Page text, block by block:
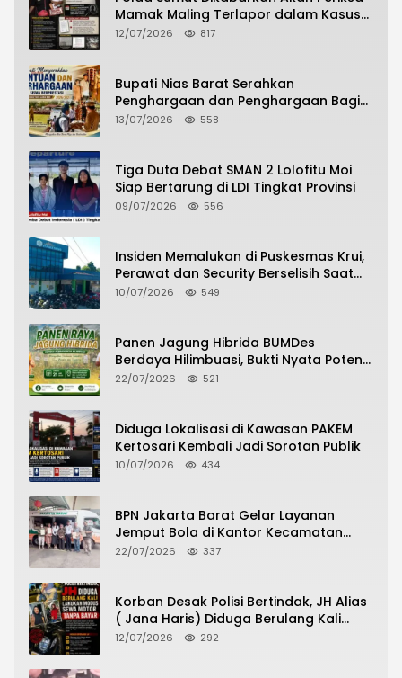
Mamak Maling Terlapor dalam Kasus
Dugaan Penipuan Bermodus Surat
12/07/2026 817
Bupati Nias Barat Serahkan
Penghargaan dan Penghargaan Bagi
Siswa Berprestasi Pada Pembukaan TA
13/07/2026 558
Tiga Duta Debat SMAN 2 Lolofitu Moi
Siap Bertarung di LDI Tingkat Provinsi
09/07/2026 556
Insiden Memalukan di Puskesmas Krui,
Perawat dan Security Berselisih Saat
Pelayanan Pasien Berlangsung
10/07/2026 549
Panen Jagung Hibrida BUMDes
Berdaya Hilimbuasi, Bukti Nyata Potensi
Pertanian Desa
22/07/2026 521
Diduga Lokalisasi di Kawasan PAKEM
Kertosari Kembali Jadi Sorotan Publik
10/07/2026 434
BPN Jakarta Barat Gelar Layanan
Jemput Bola di Kantor Kecamatan
Grogol Petamburan, Warga Antusias
22/07/2026 337
Korban Desak Polisi Bertindak, JH Alias
( Jana Haris) Diduga Berulang Kali
Lakukan Modus Sewa Motor Tanpa
12/07/2026 292